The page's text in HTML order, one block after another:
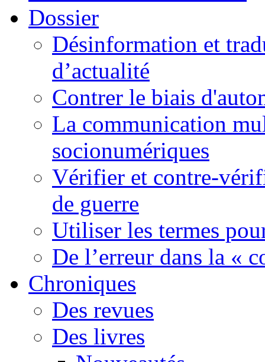
Dossier
Désinformation et
d’actualité
Contrer le biais
La communication
socionumériques
Vérifier et contre-
de guerre
Utiliser les termes
De l’erreur dans la «
Chroniques
Des revues
Des livres